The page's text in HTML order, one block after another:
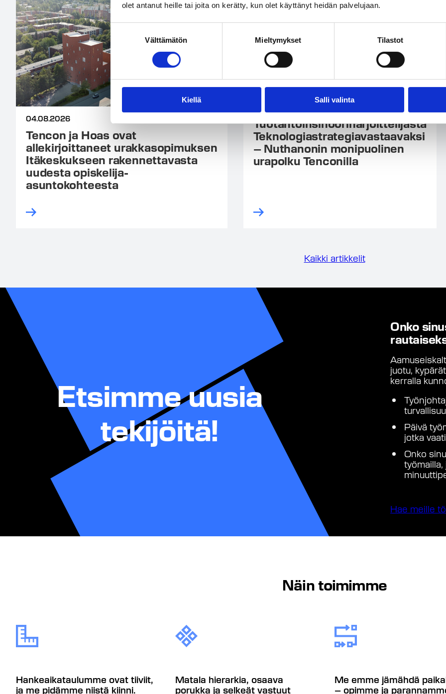
olet antanut heille tai joita on kerätty, kun olet käyttänyt heidän palvelujaan.
Suostumuksen
valinta
Välttämätön Mieltymykset Tilastot
Kiellä Salli valinta
04.08.2026
Tencon ja Hoas ovat
allekirjoittaneet urakkasopimuksen
Itäkeskukseen rakennettavasta
uudesta opiskelija-
asuntokohteesta
Tuotantoinsinööriharjoittelijasta
Teknologiastrategiavastaavaksi
– Nuthanonin monipuolinen
urapolku Tenconilla
Kaikki artikkelit
Etsimme uusia
tekijöitä!
Onko
juotu,
kerralla
Päivä
jotka
Onko
Hae meille
Näin toimimme
Hankeaikataulumme ovat tiiviit,
ja me pidämme niistä kiinni.
Matala hierarkia, osaava
porukka ja selkeät vastuut
Me emme jämähdä
– opimme ja